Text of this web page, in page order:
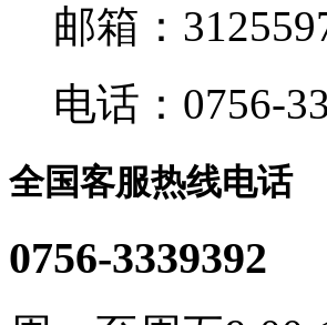
邮箱：
电话：0756-
全国客服热线电话
0756-3339392